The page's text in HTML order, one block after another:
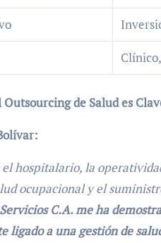
de Salud es
hospitalario, la
ocupacional y el
C.A. me ha
ligado a una gestión de